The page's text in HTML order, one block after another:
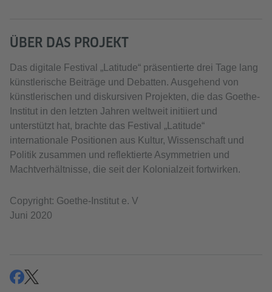
ÜBER DAS PROJEKT
Das digitale Festival „Latitude“ präsentierte drei Tage lang
künstlerische Beiträge und Debatten. Ausgehend von
künstlerischen und diskursiven Projekten, die das Goethe-
Institut in den letzten Jahren weltweit initiiert und
unterstützt hat, brachte das Festival „Latitude“
internationale Positionen aus Kultur, Wissenschaft und
Politik zusammen und reflektierte Asymmetrien und
Machtverhältnisse, die seit der Kolonialzeit fortwirken.
Copyright: Goethe-Institut e. V
Juni 2020
teilenteilen